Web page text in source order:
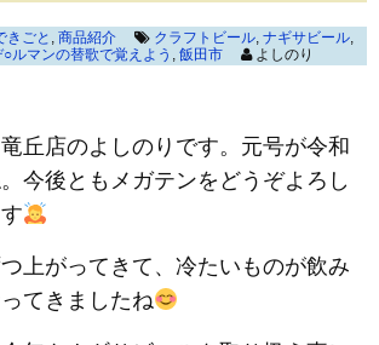
きごと , 商品紹介 クラフトビール, ナギサビール,
ルマンの替歌で覚えよう , 飯田市 よしのり
丘店のよしのりです。元号が令和
今後ともメガテンをどうぞよろし
上がってきて、冷たいものが飲み
てきましたね